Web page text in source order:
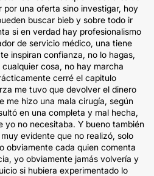
por una oferta sino investigar, hoy
buscar bieb y sobre todo ir
si en verdad hay profesionalismo
de servicio médico, una tiene
inspiran confianza, no lo hagas,
cosa, no hay marcha
cerré el capitulo
me tuvo que devolver el dinero
me hizo una mala cirugía, según
en una completa y mal hecha,
yo no necesitaba. Y bueno también
evidente que no realizó, solo
obviamente cada quien comenta
yo obviamente jamás volvería y
si hubiera experimentado lo